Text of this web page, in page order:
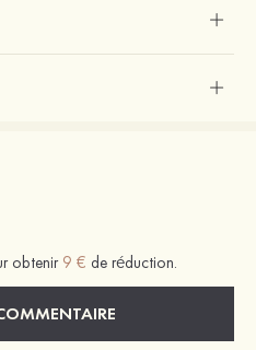
obtenir 9 € de réduction.